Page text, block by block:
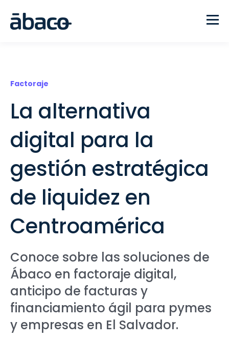
Factoraje
La alternativa
digital para la
gestión estratégica
de liquidez en
Centroamérica
Conoce sobre las soluciones de
Ábaco en factoraje digital,
anticipo de facturas y
financiamiento ágil para pymes
y empresas en El Salvador.